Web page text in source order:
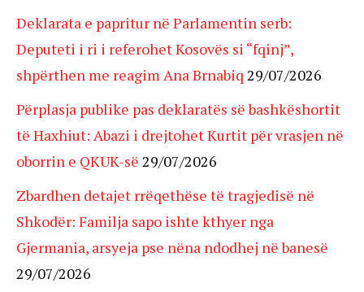
Deklarata e papritur në Parlamentin serb:
Deputeti i ri i referohet Kosovës si “fqinj”,
shpërthen me reagim Ana Brnabiq 29/07/2026
Përplasja publike pas deklaratës së bashkëshortit
të Haxhiut: Abazi i drejtohet Kurtit për vrasjen në
oborrin e QKUK-së 29/07/2026
Zbardhen detajet rrëqethëse të tragjedisë në
Shkodër: Familja sapo ishte kthyer nga
Gjermania, arsyeja pse nëna ndodhej në banesë
29/07/2026